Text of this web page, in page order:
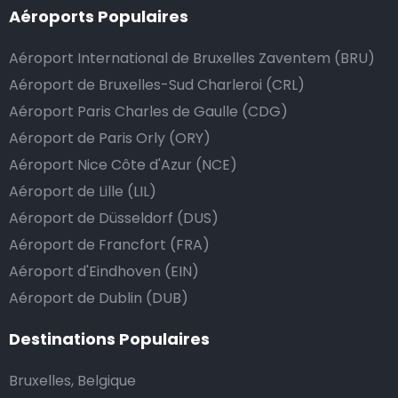
passe de la manière la plus sûre, confortable et
dépasse vos attentes, vous avez bien sûr la possibilité
de donner un pourboire.
La manière la plus simple pour ce faire est d’arrondir
le prix de la course au montant supérieur, ou de dire
au chauffeur de ne pas rendre la monnaie après lui
avoir donné un billet plus élevé que le prix de la
course.
Combien coûte une navette d’aéroport à
Karacabey?
L’un des plus gros avantages des transports
d’aéroport proposés par Airport Taxis est un tarif fixe
Aéroports Populaires
Aéroport International de Bruxelles Zaventem (BRU)
Aéroport de Bruxelles-Sud Charleroi (CRL)
Aéroport Paris Charles de Gaulle (CDG)
Aéroport de Paris Orly (ORY)
Aéroport Nice Côte d'Azur (NCE)
Aéroport de Lille (LIL)
Aéroport de Düsseldorf (DUS)
Aéroport de Francfort (FRA)
Aéroport d'Eindhoven (EIN)
Aéroport de Dublin (DUB)
Destinations Populaires
Bruxelles, Belgique